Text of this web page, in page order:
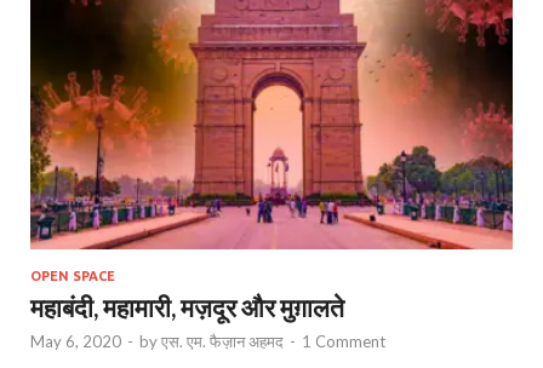
OPEN SPACE
महाबंदी, महामारी, मज़दूर और मुग़ालते
May 6, 2020 - byएस. एम. फैज़ान अहमद - 1 Comment